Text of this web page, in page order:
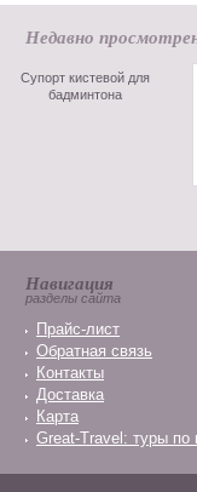
Недавно
Супорт кистевой для
бадминтона
Навигация
разделы сайта
Прайс-лист
Обратная связь
Контакты
Доставка
Карта
Great-Travel: туры по